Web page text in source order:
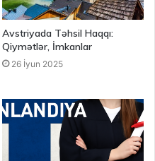
Avstriyada Təhsil Haqqı:
Qiymətlər, İmkanlar
26 İyun 2025